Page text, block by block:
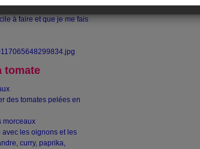
à faire et que je me fais
tomate
des tomates pelées en
morceaux
les oignons et les
curry, paprika,